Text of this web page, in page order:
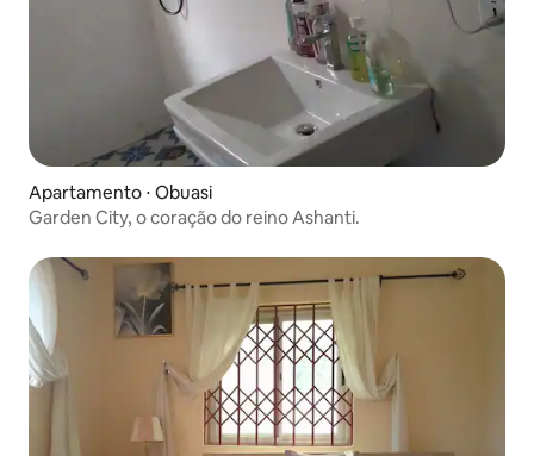
Apartamento ⋅ Obuasi
Garden City, o coração do reino Ashanti.